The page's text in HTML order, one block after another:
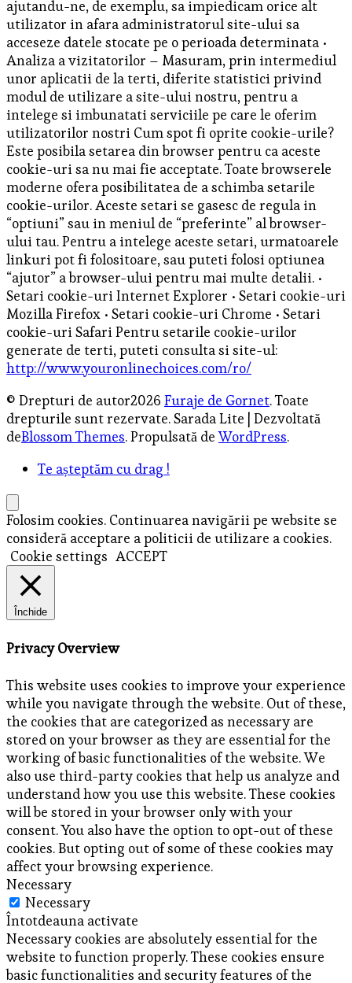
ajutandu-ne, de exemplu, sa impiedicam orice alt
utilizator in afara administratorul site-ului sa
acceseze datele stocate pe o perioada determinata •
Analiza a vizitatorilor – Masuram, prin intermediul
unor aplicatii de la terti, diferite statistici privind
modul de utilizare a site-ului nostru, pentru a
intelege si imbunatati serviciile pe care le oferim
utilizatorilor nostri Cum spot fi oprite cookie-urile?
Este posibila setarea din browser pentru ca aceste
cookie-uri sa nu mai fie acceptate. Toate browserele
moderne ofera posibilitatea de a schimba setarile
cookie-urilor. Aceste setari se gasesc de regula in
“optiuni” sau in meniul de “preferinte” al browser-
ului tau. Pentru a intelege aceste setari, urmatoarele
linkuri pot fi folositoare, sau puteti folosi optiunea
“ajutor” a browser-ului pentru mai multe detalii. •
Setari cookie-uri Internet Explorer • Setari cookie-uri
Mozilla Firefox • Setari cookie-uri Chrome • Setari
cookie-uri Safari Pentru setarile cookie-urilor
generate de terti, puteti consulta si site-ul:
http://www.youronlinechoices.com/ro/
© Drepturi de autor2026 Furaje de Gornet. Toate
drepturile sunt rezervate.Sarada Lite | Dezvoltată
deBlossom Themes. Propulsată deWordPress.
Te așteptăm cu drag !
Folosim cookies. Continuarea navigării pe website se
consideră acceptare a politicii de utilizare a cookies.
Cookie settings ACCEPT
Închide
Privacy Overview
This website uses cookies to improve your experience
while you navigate through the website. Out of these,
the cookies that are categorized as necessary are
stored on your browser as they are essential for the
working of basic functionalities of the website. We
also use third-party cookies that help us analyze and
understand how you use this website. These cookies
will be stored in your browser only with your
consent. You also have the option to opt-out of these
cookies. But opting out of some of these cookies may
affect your browsing experience.
Necessary
Necessary
Întotdeauna activate
Necessary cookies are absolutely essential for the
website to function properly. These cookies ensure
basic functionalities and security features of the